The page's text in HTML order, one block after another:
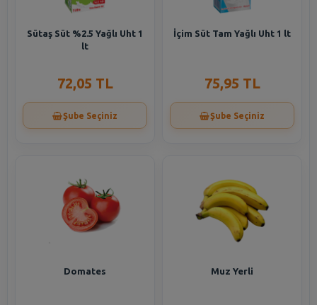
Sütaş Süt %2.5 Yağlı Uht 1
lt
72,05 TL
Şube Seçiniz
İçim Süt Tam Yağlı Uht 1 lt
75,95 TL
Şube Seçiniz
Domates Muz Yerli